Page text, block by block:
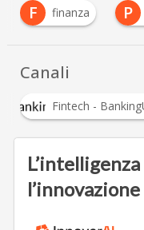
F
finanza P
Canali
Fintech -
l’innovazione